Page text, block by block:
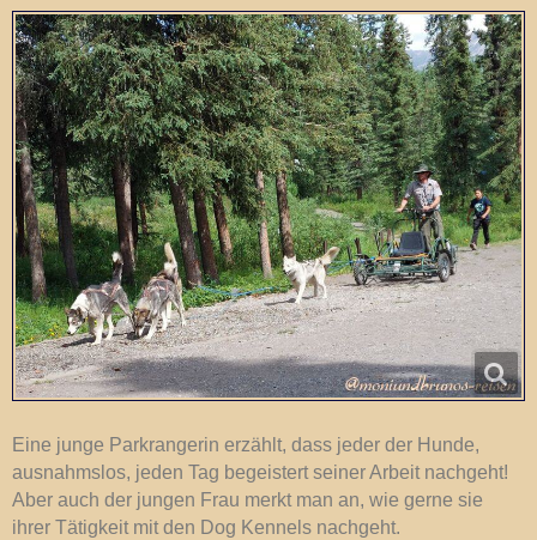
Eine junge Parkrangerin erzählt, dass jeder der Hunde,
ausnahmslos, jeden Tag begeistert seiner Arbeit nachgeht!
Aber auch der jungen Frau merkt man an, wie gerne sie
ihrer Tätigkeit mit den Dog Kennels nachgeht.